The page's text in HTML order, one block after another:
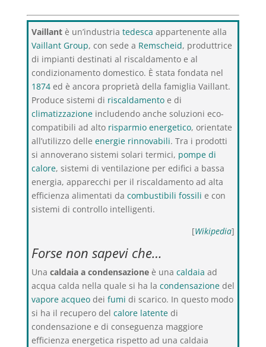
Vaillantè un’industria tedesca appartenente alla
Vaillant Group, con sede a Remscheid, produttrice
di impianti destinati al riscaldamento e al
condizionamento domestico. È stata fondata nel
1874ed è ancora proprietà della famiglia Vaillant.
Produce sistemi di riscaldamentoe di
climatizzazioneincludendo anche soluzioni eco-
compatibili ad alto risparmio energetico, orientate
all’utilizzo delle energie rinnovabili. Tra i prodotti
si annoverano sistemi solari termici, pompe di
calore, sistemi di ventilazione per edifici a bassa
energia, apparecchi per il riscaldamento ad alta
efficienza alimentati da combustibili fossili e con
sistemi di controllo intelligenti.
[Wikipedia]
Forse non sapevi che…
Una caldaia a condensazioneè una caldaia ad
acqua calda nella quale si ha la condensazionedel
vapore acqueodei fumi di scarico. In questo modo
si ha il recupero del calore latentedi
condensazione e di conseguenza maggiore
efficienza energetica rispetto ad una caldaia